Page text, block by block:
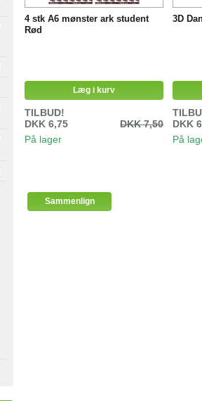
4 stk A6 mønster ark student
Rød
Læg i kurv
TILBUD!
DKK 6,75
DKK 7,50
På lager
3D
DKK
På